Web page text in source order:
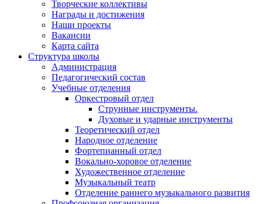
Творческие коллективы
Награды и достижения
Наши проекты
Вакансии
Карта сайта
Структура школы
Администрация
Педагогический состав
Учебные отделения
Оркестровый отдел
Струнные инструменты.
Духовые и ударные инструменты
Теоретический отдел
Народное отделение
Фортепианный отдел
Вокально-хоровое отделение
Художественное отделение
Музыкальный театр
Отделение раннего музыкального развития